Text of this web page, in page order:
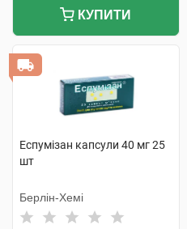
КУПИТИ
Еспумізан капсули 40 мг 25
шт
Берлін-Хемі